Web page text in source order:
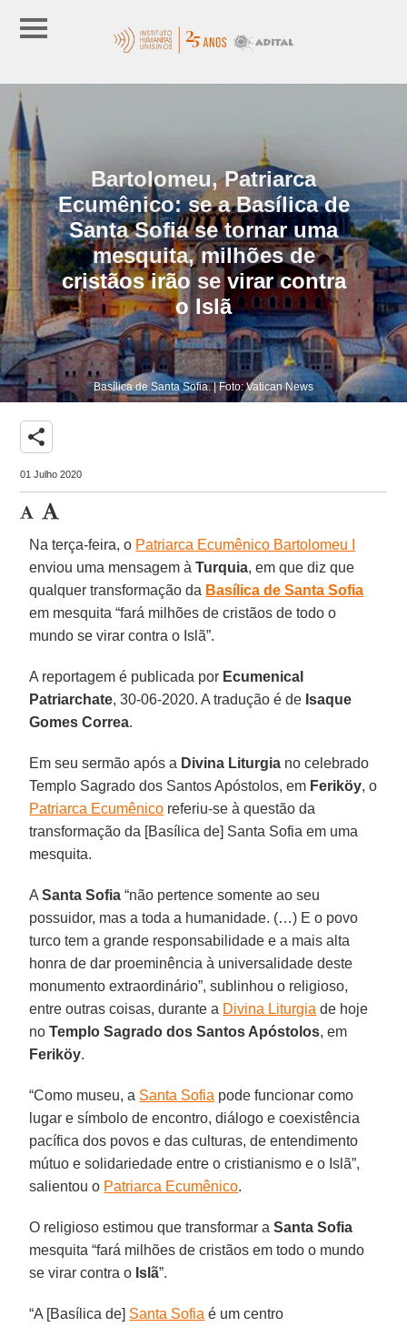
Bartolomeu, Patriarca
Ecumênico: se a Basílica de
Santa Sofia se tornar uma
mesquita, milhões de
cristãos irão se virar contra
o Islã
Basílica de Santa Sofia. | Foto: Vatican News
share
01 Julho 2020
Na terça-feira, o Patriarca Ecumênico Bartolomeu I
enviou uma mensagem àTurquia, em que diz que
qualquer transformação da Basílica de Santa Sofia
em mesquita “fará milhões de cristãos de todo o
mundo se virar contra o Islã”.
A reportagem é publicada por Ecumenical
Patriarchate, 30-06-2020. A tradução é de Isaque
Gomes Correa.
Em seu sermão após a Divina Liturgia no celebrado
Templo Sagrado dos Santos Apóstolos, em Feriköy, o
Patriarca Ecumênico referiu-se à questão da
transformação da [Basílica de] Santa Sofia em uma
mesquita.
ASanta Sofia “não pertence somente ao seu
possuidor, mas a toda a humanidade. (…) E o povo
turco tem a grande responsabilidade e a mais alta
honra de dar proeminência à universalidade deste
monumento extraordinário”, sublinhou o religioso,
entre outras coisas, durante a Divina Liturgia de hoje
noTemplo Sagrado dos Santos Apóstolos, em
Feriköy.
“Como museu, a Santa Sofia pode funcionar como
lugar e símbolo de encontro, diálogo e coexistência
pacífica dos povos e das culturas, de entendimento
mútuo e solidariedade entre o cristianismo e o Islã”,
salientou o Patriarca Ecumênico.
O religioso estimou que transformar aSanta Sofia
mesquita “fará milhões de cristãos em todo o mundo
se virar contra o Islã”.
“A [Basílica de] Santa Sofia é um centro